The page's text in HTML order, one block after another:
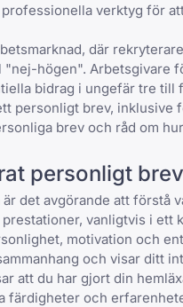
professionella verktyg för
där
högen". Arbetsgivare
bidrag i ungefär tre till
personligt brev, inklusive
brev och råd om
personligt brev
det avgörande att förstå
vanligtvis i ett
motivation och
och visar ditt
att du har gjort din
färdigheter och